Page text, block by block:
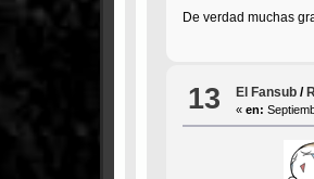
De verdad muchas
13 El Fansub /
«en: